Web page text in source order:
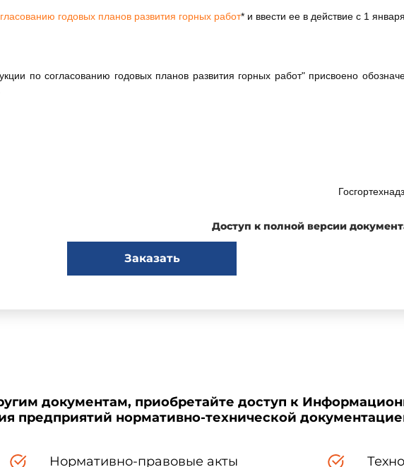
годовых планов развития горных работ* и ввести ее в действие с 1
по согласованию годовых планов развития горных работ" присвоено
ИНСТРУКЦИЯ
по согласованию годовых планов
развития горных работ
Доступ к полной версии
Заказать
документам, приобретайте доступ к
предприятий нормативно-технической
Нормативно-правовые акты